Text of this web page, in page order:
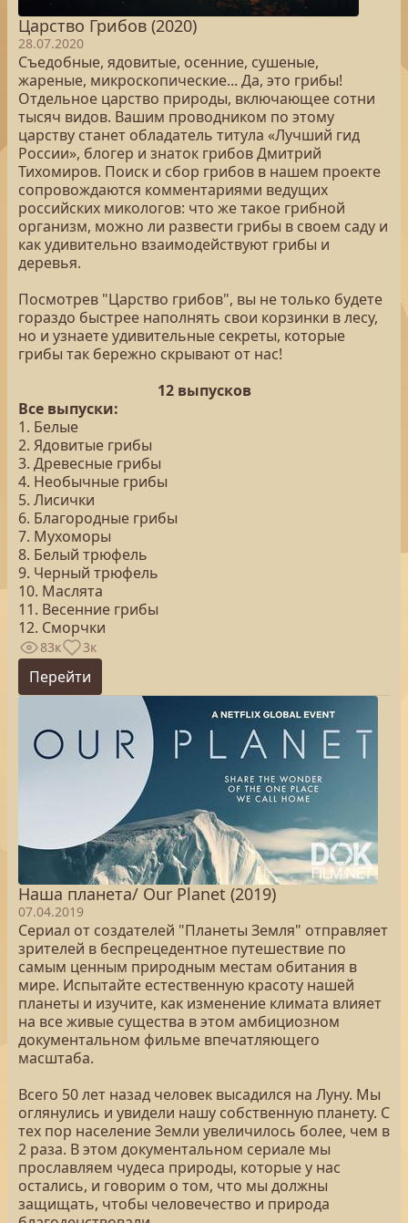
Царство Грибов (2020)
28.07.2020
Съедобные, ядовитые, осенние, сушеные,
жареные, микроскопические... Да, это грибы!
Отдельное царство природы, включающее сотни
тысяч видов. Вашим проводником по этому
царству станет обладатель титула «Лучший гид
России», блогер и знаток грибов Дмитрий
Тихомиров. Поиск и сбор грибов в нашем проекте
сопровождаются комментариями ведущих
российских микологов: что же такое грибной
организм, можно ли развести грибы в своем саду и
как удивительно взаимодействуют грибы и
деревья.
Посмотрев "Царство грибов", вы не только будете
гораздо быстрее наполнять свои корзинки в лесу,
но и узнаете удивительные секреты, которые
грибы так бережно скрывают от нас!
12 выпусков
Все выпуски:
1. Белые
2. Ядовитые грибы
3. Древесные грибы
4. Необычные грибы
5. Лисички
6. Благородные грибы
7. Мухоморы
8. Белый трюфель
9. Черный трюфель
10. Маслята
11. Весенние грибы
12. Сморчки
83к 3к
Перейти
Наша планета/ Our Planet (2019)
07.04.2019
Сериал от создателей "Планеты Земля" отправляет
зрителей в беспрецедентное путешествие по
самым ценным природным местам обитания в
мире. Испытайте естественную красоту нашей
планеты и изучите, как изменение климата влияет
на все живые существа в этом амбициозном
документальном фильме впечатляющего
масштаба.
Всего 50 лет назад человек высадился на Луну. Мы
оглянулись и увидели нашу собственную планету. С
тех пор население Земли увеличилось более, чем в
2 раза. В этом документальном сериале мы
прославляем чудеса природы, которые у нас
остались, и говорим о том, что мы должны
защищать, чтобы человечество и природа